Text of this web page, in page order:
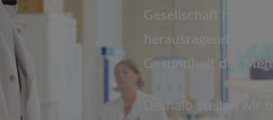
Gesellschaft haben,
herausragender
Gesundheit der
Deshalb stellen